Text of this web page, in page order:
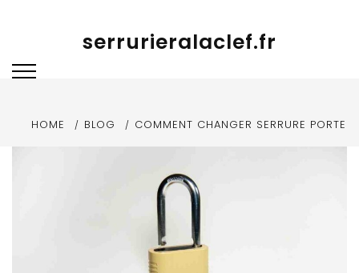
serrurieralaclef.fr
HOME BLOG COMMENT CHANGER SERRURE PORTE